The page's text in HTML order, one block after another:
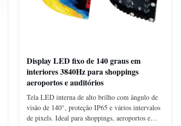
Display LED fixo de 140 graus em
interiores 3840Hz para shoppings
aeroportos e auditórios
Tela LED interna de alto brilho com ângulo de
visão de 140°, proteção IP65 e vários intervalos
de pixels. Ideal para shoppings, aeroportos e